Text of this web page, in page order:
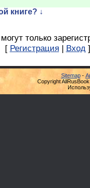
книге? ↓
только
[ Регистрация | Вход ]
Sitemap-
Copyright